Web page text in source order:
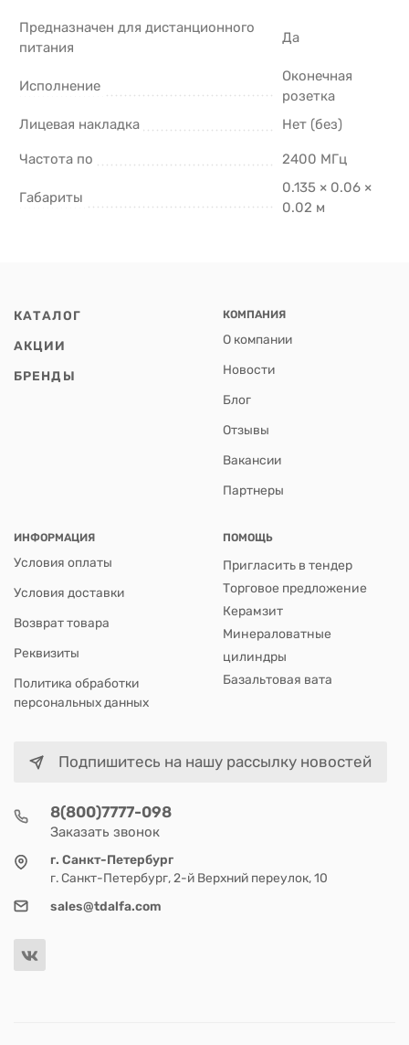
Предназначен для дистанционного
питания
Да
Исполнение
Оконечная
розетка
Лицевая накладка
Нет (без)
Частота по 2400 МГц
Габариты
0.135 × 0.06 ×
0.02 м
КАТАЛОГ
АКЦИИ
БРЕНДЫ
КОМПАНИЯ
О компании
Новости
Блог
Отзывы
Вакансии
Партнеры
ИНФОРМАЦИЯ
Условия оплаты
Условия доставки
Возврат товара
Реквизиты
Политика обработки
персональных данных
ПОМОЩЬ
Пригласить в тендер
Торговое предложение
Керамзит
Минераловатные
цилиндры
Базальтовая вата
Подпишитесь на нашу рассылку новостей
8(800)7777-098
Заказать звонок
г. Санкт-Петербург
г. Санкт-Петербург, 2-й Верхний переулок, 10
sales@tdalfa.com